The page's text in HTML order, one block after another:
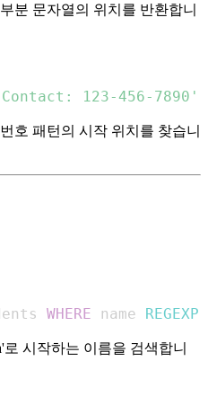
분 문자열의 위치를 반환합니
123-456-7890'
호 패턴의 시작 위치를 찾습니
WHERE name REGEXP
로 시작하는 이름을 검색합니